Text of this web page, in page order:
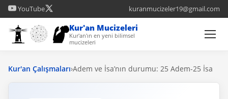
YouTube kuranmucizeler19@gmail.com
Kur'an Mucizeleri
Kur'an'ın en yeni bilimsel
mucizeleri
Kur'an Çalışmaları›Adem ve İsa’nın durumu: 25 Adem-25 İsa